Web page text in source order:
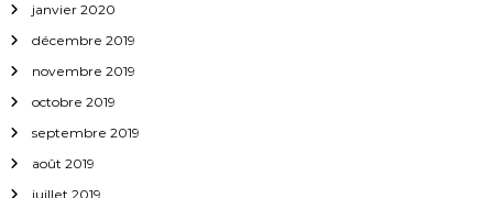
janvier 2020
décembre 2019
novembre 2019
octobre 2019
septembre 2019
août 2019
juillet 2019